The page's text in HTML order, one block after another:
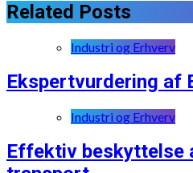
Related Posts
Industri og Erhverv
Ekspertvurdering af
Industri og Erhverv
Effektiv beskyttelse